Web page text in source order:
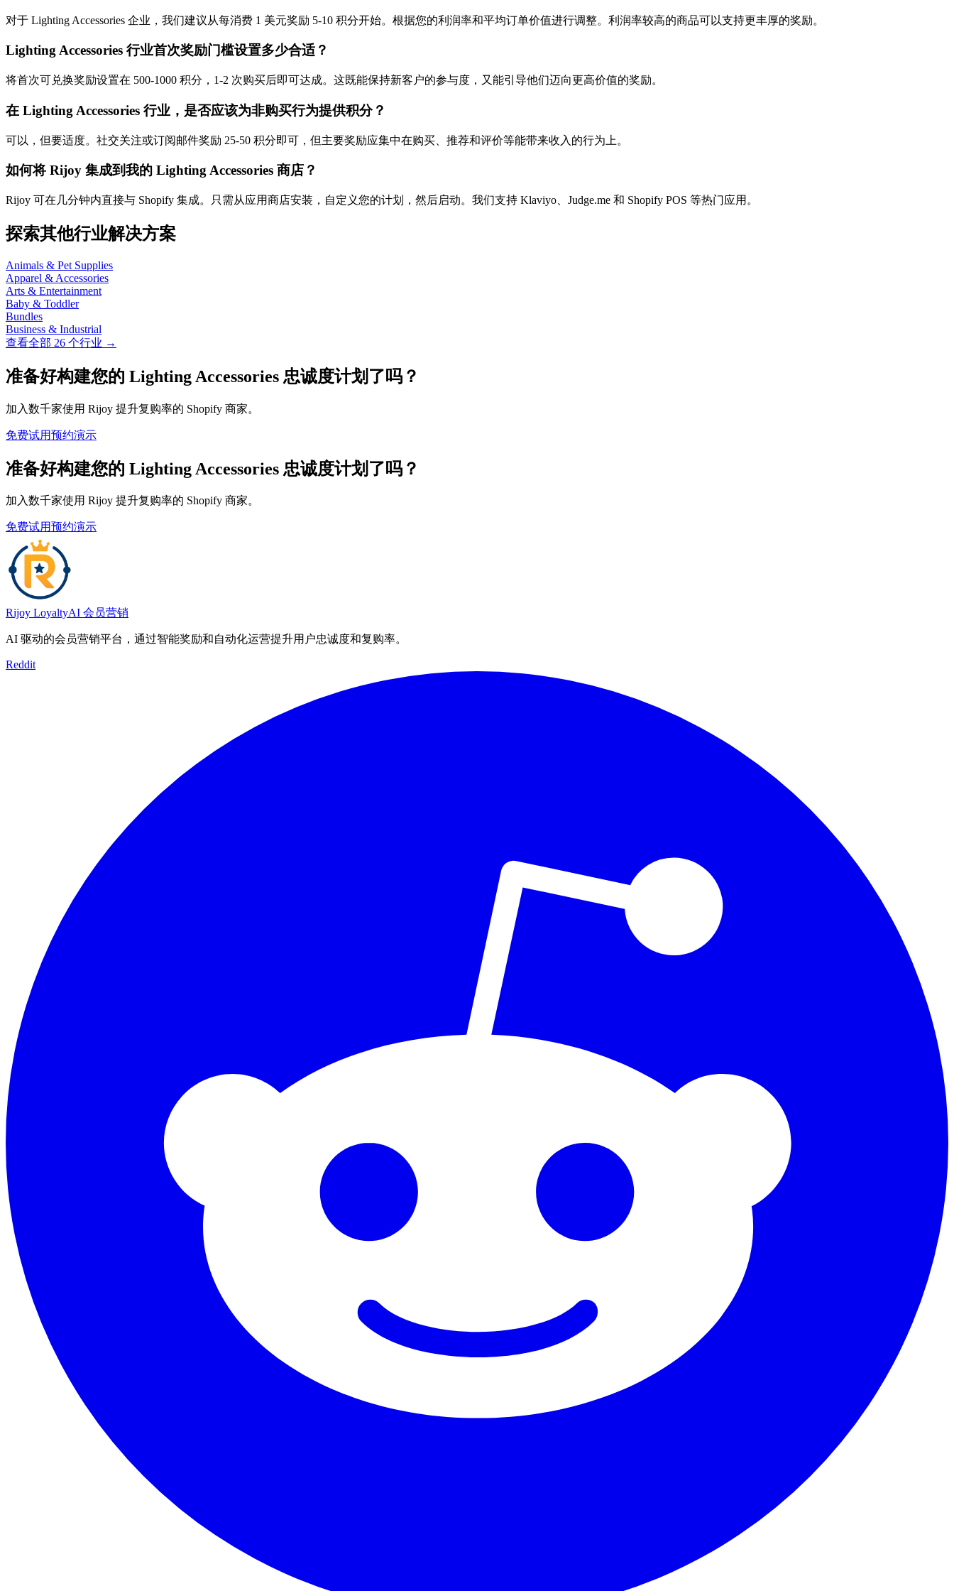
对于 Lighting Accessories 企业，我们建议从每消费 1 美元奖励 5-10 积分开始。根据您的利润率和平均订单价值进行调整。利润率较高的商品可以支持更丰厚的奖励。
Lighting Accessories 行业首次奖励门槛设置多少合适？
将首次可兑换奖励设置在 500-1000 积分，1-2 次购买后即可达成。这既能保持新客户的参与度，又能引导他们迈向更高价值的奖励。
在 Lighting Accessories 行业，是否应该为非购买行为提供积分？
可以，但要适度。社交关注或订阅邮件奖励 25-50 积分即可，但主要奖励应集中在购买、推荐和评价等能带来收入的行为上。
如何将 Rijoy 集成到我的 Lighting Accessories 商店？
Rijoy 可在几分钟内直接与 Shopify 集成。只需从应用商店安装，自定义您的计划，然后启动。我们支持 Klaviyo、Judge.me 和 Shopify POS 等热门应用。
探索其他行业解决方案
Animals & Pet Supplies
Apparel & Accessories
Arts & Entertainment
Baby & Toddler
Bundles
Business & Industrial
查看全部 26 个行业 →
准备好构建您的 Lighting Accessories 忠诚度计划了吗？
加入数千家使用 Rijoy 提升复购率的 Shopify 商家。
免费试用预约演示
准备好构建您的 Lighting Accessories 忠诚度计划了吗？
加入数千家使用 Rijoy 提升复购率的 Shopify 商家。
免费试用预约演示
Rijoy LoyaltyAI 会员营销
AI 驱动的会员营销平台，通过智能奖励和自动化运营提升用户忠诚度和复购率。
Reddit